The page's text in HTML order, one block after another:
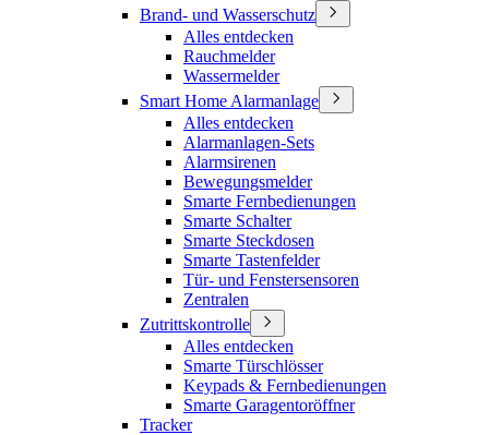
Brand- und Wasserschutz
Alles entdecken
Rauchmelder
Wassermelder
Smart Home Alarmanlage
Alles entdecken
Alarmanlagen-Sets
Alarmsirenen
Bewegungsmelder
Smarte Fernbedienungen
Smarte Schalter
Smarte Steckdosen
Smarte Tastenfelder
Tür- und Fenstersensoren
Zentralen
Zutrittskontrolle
Alles entdecken
Smarte Türschlösser
Keypads & Fernbedienungen
Smarte Garagentoröffner
Tracker